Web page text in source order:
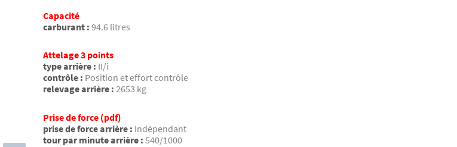
Capacité
carburant : 94.6 litres
Attelage 3 points
type arrière : II/i
contrôle : Position et effort contrôle
relevage arrière : 2653 kg
Prise de force (pdf)
prise de force arrière : Indépendant
tour par minute arrière : 540/1000